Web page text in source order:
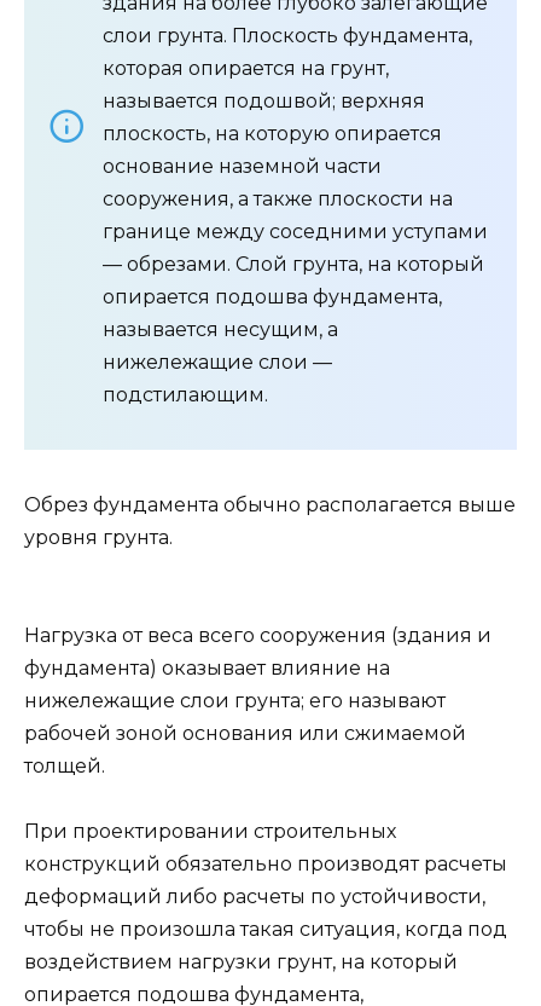
слои грунта. Плоскость фундамента,
которая опирается на грунт,
называется подошвой; верхняя
плоскость, на которую опирается
основание наземной части
сооружения, а также плоскости на
границе между соседними уступами
— обрезами. Слой грунта, на который
опирается подошва фундамента,
называется несущим, а
нижележащие слои —
подстилающим.
Обрез фундамента обычно располагается выше
уровня грунта.
Нагрузка от веса всего сооружения (здания и
фундамента) оказывает влияние на
нижележащие слои грунта; его называют
рабочей зоной основания или сжимаемой
толщей.
При проектировании строительных
конструкций обязательно производят расчеты
деформаций либо расчеты по устойчивости,
чтобы не произошла такая ситуация, когда под
воздействием нагрузки грунт, на который
опирается подошва фундамента,